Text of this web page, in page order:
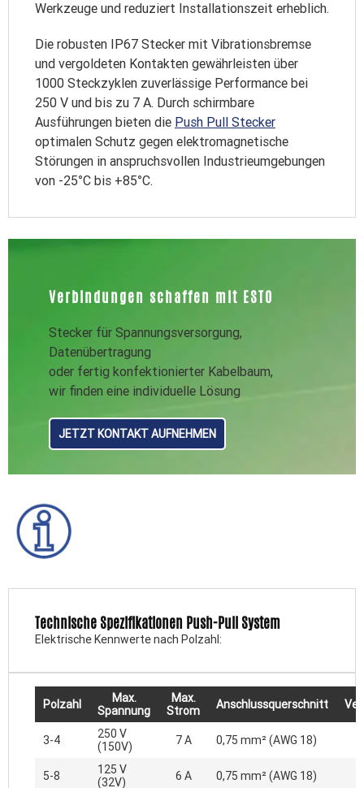
Werkzeuge und reduziert Installationszeit erheblich.
Die robusten IP67 Stecker mit Vibrationsbremse
und vergoldeten Kontakten gewährleisten über
1000 Steckzyklen zuverlässige Performance bei
250 V und bis zu 7 A. Durch schirmbare
Ausführungen bieten die Push Pull Stecker
optimalen Schutz gegen elektromagnetische
Störungen in anspruchsvollen Industrieumgebungen
von -25°C bis +85°C.
Verbindungen schaffen mit ESTO
Stecker für Spannungsversorgung,
Datenübertragung
oder fertig konfektionierter Kabelbaum,
wir finden eine individuelle Lösung
JETZT KONTAKT AUFNEHMEN
Technische Spezifikationen Push-Pull System
Elektrische Kennwerte nach Polzahl:
Polzahl
Max.
Spannung
Max.
Strom
Anschlussquerschnitt
3-4
250 V
(150V)
7 A 0,75 mm² (AWG 18)
5-8
125 V
(32V)
6 A 0,75 mm² (AWG 18)